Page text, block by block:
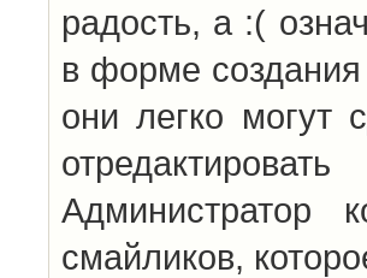
радость, а :(
в форме
они легко могут
Администратор
смайликов,